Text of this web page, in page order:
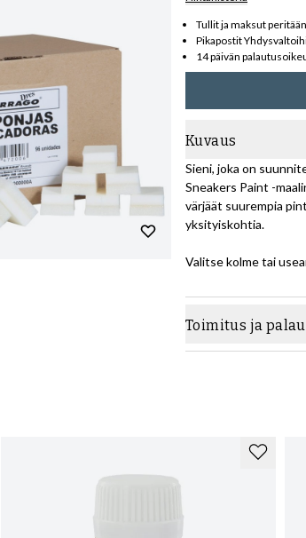
Tullit ja maksut
Pikapostit
14 päivän
Kuvaus
Sieni, joka on
Sneakers Paint -
värjäät suurempia
yksityiskohtia.
Valitse kolme tai
Toimitus ja